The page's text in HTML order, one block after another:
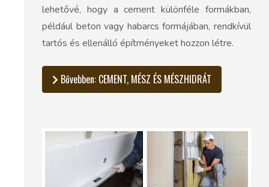
lehetővé, hogy a cement különféle formákban,
például beton vagy habarcs formájában, rendkívül
tartós és ellenálló építményeket hozzon létre.
Bővebben: CEMENT, MÉSZ ÉS MÉSZHIDRÁT